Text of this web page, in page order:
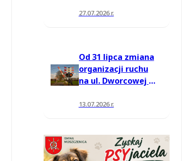
27.07.2026 r.
Od 31 lipca zmiana
organizacji ruchu
na ul. Dworcowej w
13.07.2026 r.